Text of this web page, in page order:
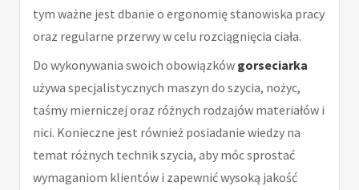
tym ważne jest dbanie o ergonomię stanowiska pracy
oraz regularne przerwy w celu rozciągnięcia ciała.
Do wykonywania swoich obowiązków gorseciarka
używa specjalistycznych maszyn do szycia, nożyc,
taśmy mierniczej oraz różnych rodzajów materiałów i
nici. Konieczne jest również posiadanie wiedzy na
temat różnych technik szycia, aby móc sprostać
wymaganiom klientów i zapewnić wysoką jakość